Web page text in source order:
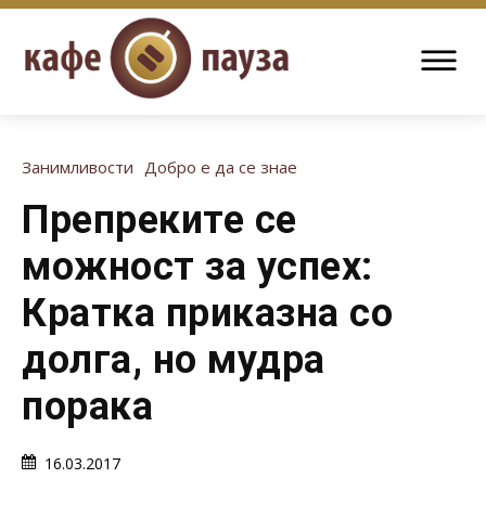
Занимливости Добро е да се знае
Препреките се
можност за успех:
Кратка приказна со
долга, но мудра
порака
16.03.2017